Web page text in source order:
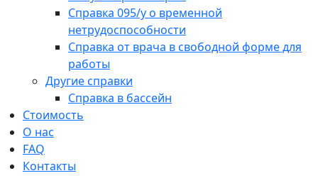
Справка 095/у о временной
нетрудоспособности
Справка от врача в свободной форме для
работы
Другие справки
Справка в бассейн
Стоимость
О нас
FAQ
Контакты